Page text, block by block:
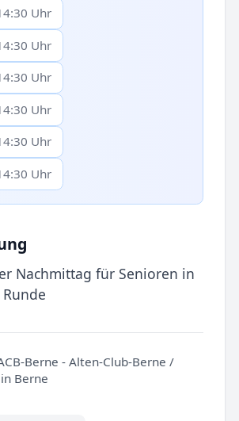
Uhr
Uhr
Uhr
Uhr
Uhr
Uhr
Nachmittag für Senioren in
Berne - Alten-Club-Berne /
Berne